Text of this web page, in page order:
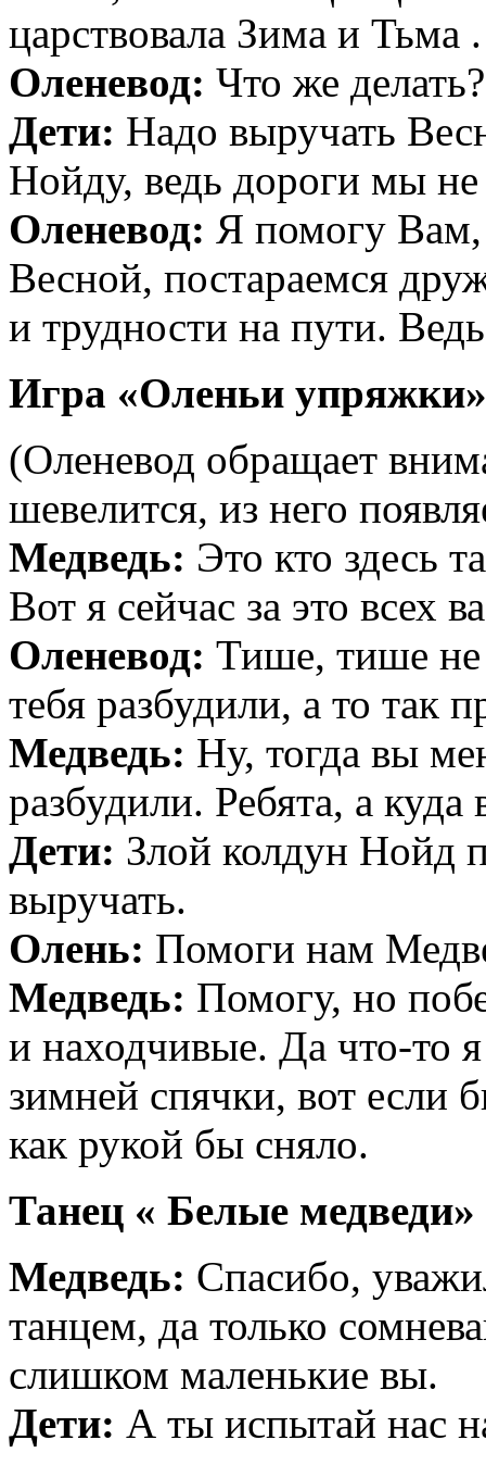
царствовала Зима и Тьма .
Оленевод: Что же делать?
Дети: Надо выручать
Нойду, ведь дороги мы не
Оленевод: Я помогу Вам,
Весной, постараемся
и трудности на пути.
Игра «Оленьи упряжки»
(Оленевод обращает
шевелится, из него
Медведь: Это кто здесь
Вот я сейчас за это всех
Оленевод: Тише, тише
тебя разбудили, а то так
Медведь: Ну, тогда вы
разбудили. Ребята, а
Дети: Злой колдун Нойд
выручать.
Олень: Помоги нам
Медведь: Помогу, но
и находчивые. Да что-то
зимней спячки, вот если
как рукой бы сняло.
Танец « Белые медведи»
Медведь: Спасибо,
танцем, да только
слишком маленькие вы.
Дети: А ты испытай нас